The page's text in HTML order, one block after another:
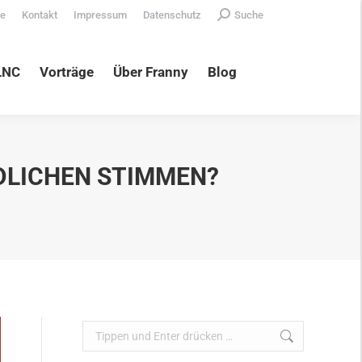
Kontakt Impressum Datenschutz Search:
Suche
Vorträge Über Franny Blog
STIMMEN?
Search: